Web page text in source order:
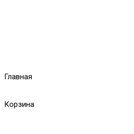
Главная
Корзина